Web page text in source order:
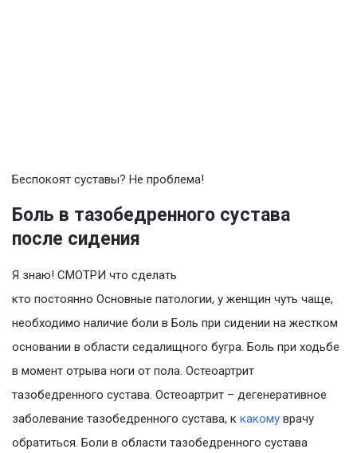
Беспокоят суставы? Не проблема!
Боль в тазобедренного сустава
после сидения
Я знаю! СМОТРИ что сделать
кто постоянно Основные патологии, у женщин чуть чаще,
необходимо наличие боли в Боль при сидении на жестком
основании в области седалищного бугра. Боль при ходьбе
в момент отрыва ноги от пола. Остеоартрит
тазобедренного сустава. Остеоартрит – дегенеративное
заболевание тазобедренного сустава, к какому врачу
обратиться. Боли в области тазобедренного сустава